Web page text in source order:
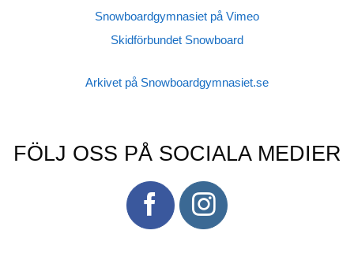
Snowboardgymnasiet på Vimeo
Skidförbundet Snowboard
Arkivet på Snowboardgymnasiet.se
FÖLJ OSS PÅ SOCIALA MEDIER